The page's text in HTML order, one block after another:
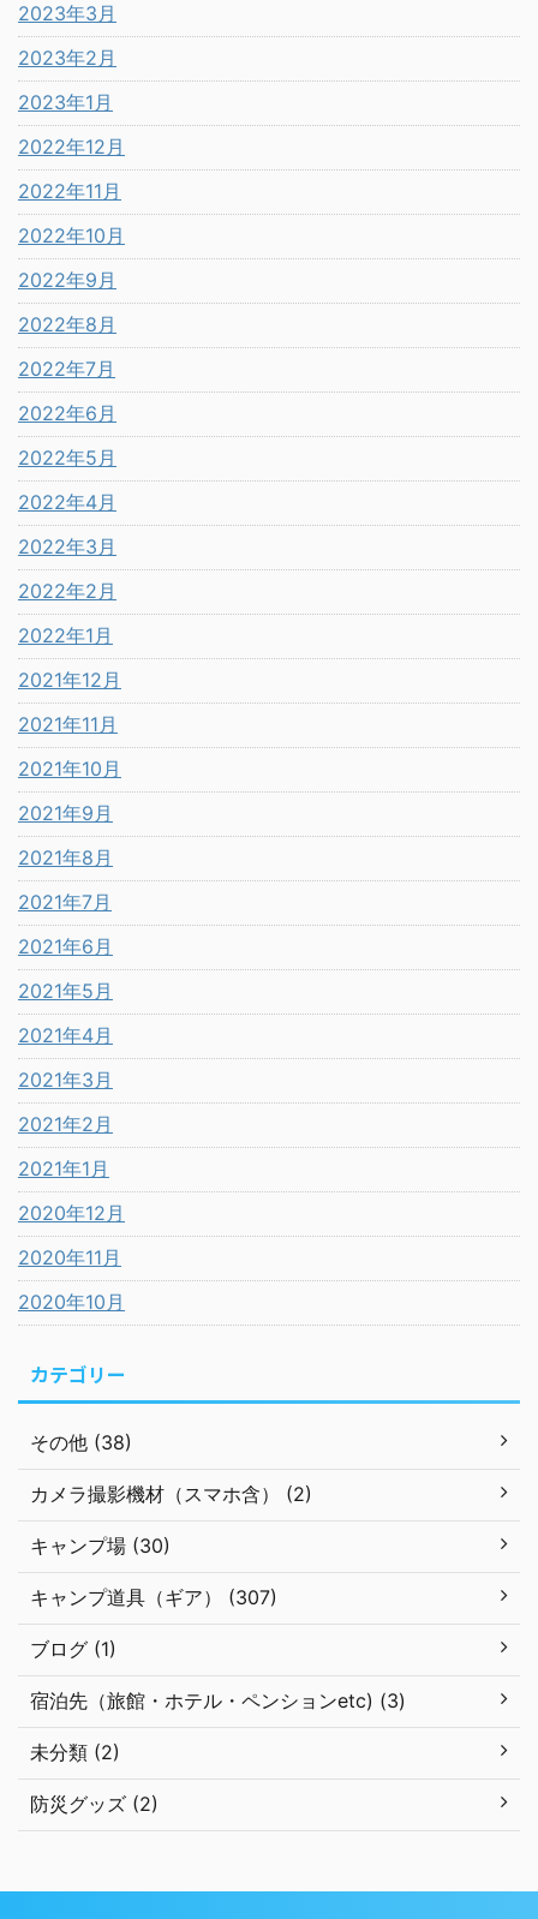
2023年3月
2023年2月
2023年1月
2022年12月
2022年11月
2022年10月
2022年9月
2022年8月
2022年7月
2022年6月
2022年5月
2022年4月
2022年3月
2022年2月
2022年1月
2021年12月
2021年11月
2021年10月
2021年9月
2021年8月
2021年7月
2021年6月
2021年5月
2021年4月
2021年3月
2021年2月
2021年1月
2020年12月
2020年11月
2020年10月
カテゴリー
その他 (38)
カメラ撮影機材（スマホ含） (2)
キャンプ場 (30)
キャンプ道具（ギア） (307)
ブログ (1)
宿泊先（旅館・ホテル・ペンションetc) (3)
未分類 (2)
防災グッズ (2)